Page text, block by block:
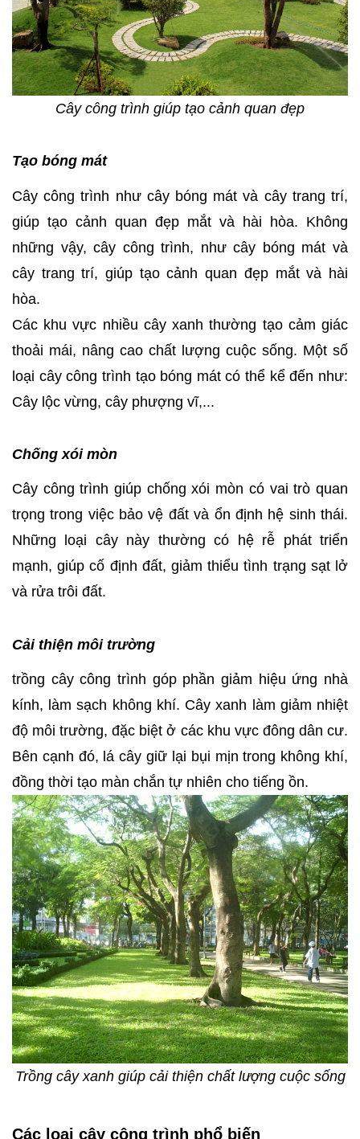
Cây công trình giúp tạo cảnh quan đẹp
Tạo bóng mát
Cây công trình như cây bóng mát và cây trang trí,
giúp tạo cảnh quan đẹp mắt và hài hòa. Không
những vậy, cây công trình, như cây bóng mát và
cây trang trí, giúp tạo cảnh quan đẹp mắt và hài
hòa.
Các khu vực nhiều cây xanh thường tạo cảm giác
thoải mái, nâng cao chất lượng cuộc sống. Một số
loại cây công trình tạo bóng mát có thể kể đến như:
Cây lộc vừng, cây phượng vĩ,...
Chống xói mòn
Cây công trình giúp chống xói mòn có vai trò quan
trọng trong việc bảo vệ đất và ổn định hệ sinh thái.
Những loại cây này thường có hệ rễ phát triển
mạnh, giúp cố định đất, giảm thiểu tình trạng sạt lở
và rửa trôi đất.
Cải thiện môi trường
trồng cây công trình góp phần giảm hiệu ứng nhà
kính, làm sạch không khí. Cây xanh làm giảm nhiệt
độ môi trường, đặc biệt ở các khu vực đông dân cư.
Bên cạnh đó, lá cây giữ lại bụi mịn trong không khí,
đồng thời tạo màn chắn tự nhiên cho tiếng ồn.
Trồng cây xanh giúp cải thiện chất lượng cuộc sống
Các loại cây công trình phổ biến